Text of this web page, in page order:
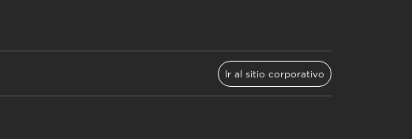
Ir al sitio corporativo